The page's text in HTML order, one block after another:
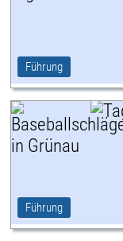
Führung
Führung